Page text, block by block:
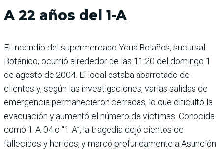
A 22 años del 1-A
El incendio del supermercado Ycuá Bolaños, sucursal
Botánico, ocurrió alrededor de las 11:20 del domingo 1
de agosto de 2004. El local estaba abarrotado de
clientes y, según las investigaciones, varias salidas de
emergencia permanecieron cerradas, lo que dificultó la
evacuación y aumentó el número de víctimas. Conocida
como 1-A-04 o “1-A”, la tragedia dejó cientos de
fallecidos y heridos, y marcó profundamente a Asunción